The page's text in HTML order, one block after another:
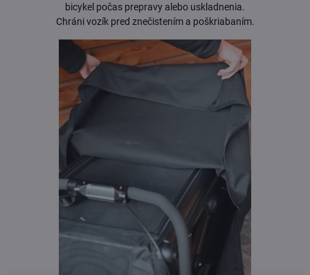
bicykel počas prepravy alebo uskladnenia.
Chráni vozík pred znečistením a poškriabaním.